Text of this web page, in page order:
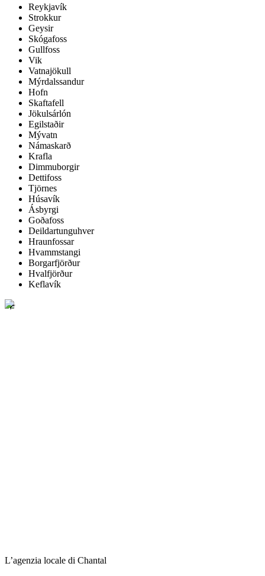
Reykjavík
Strokkur
Geysir
Skógafoss
Gullfoss
Vik
Vatnajökull
Mýrdalssandur
Hofn
Skaftafell
Jökulsárlón
Egilstaðir
Mývatn
Námaskarð
Krafla
Dimmuborgir
Dettifoss
Tjörnes
Húsavík
Ásbyrgi
Goðafoss
Deildartunguhver
Hraunfossar
Hvammstangi
Borgarfjörður
Hvalfjörður
Keflavík
L’agenzia locale di Chantal